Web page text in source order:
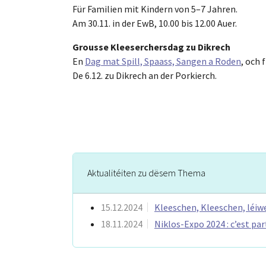
Für Familien mit Kindern von 5–7 Jahren.
Am 30.11. in der EwB, 10.00 bis 12.00 Auer.
Grousse Kleeserchersdag zu Dikrech
En Dag mat Spill, Spaass, Sangen a Roden, och
De 6.12. zu Dikrech an der Porkierch.
Aktualitéiten zu dësem Thema
15.12.2024
Kleeschen, Kleeschen,
18.11.2024
Niklos-Expo 2024 : c’est